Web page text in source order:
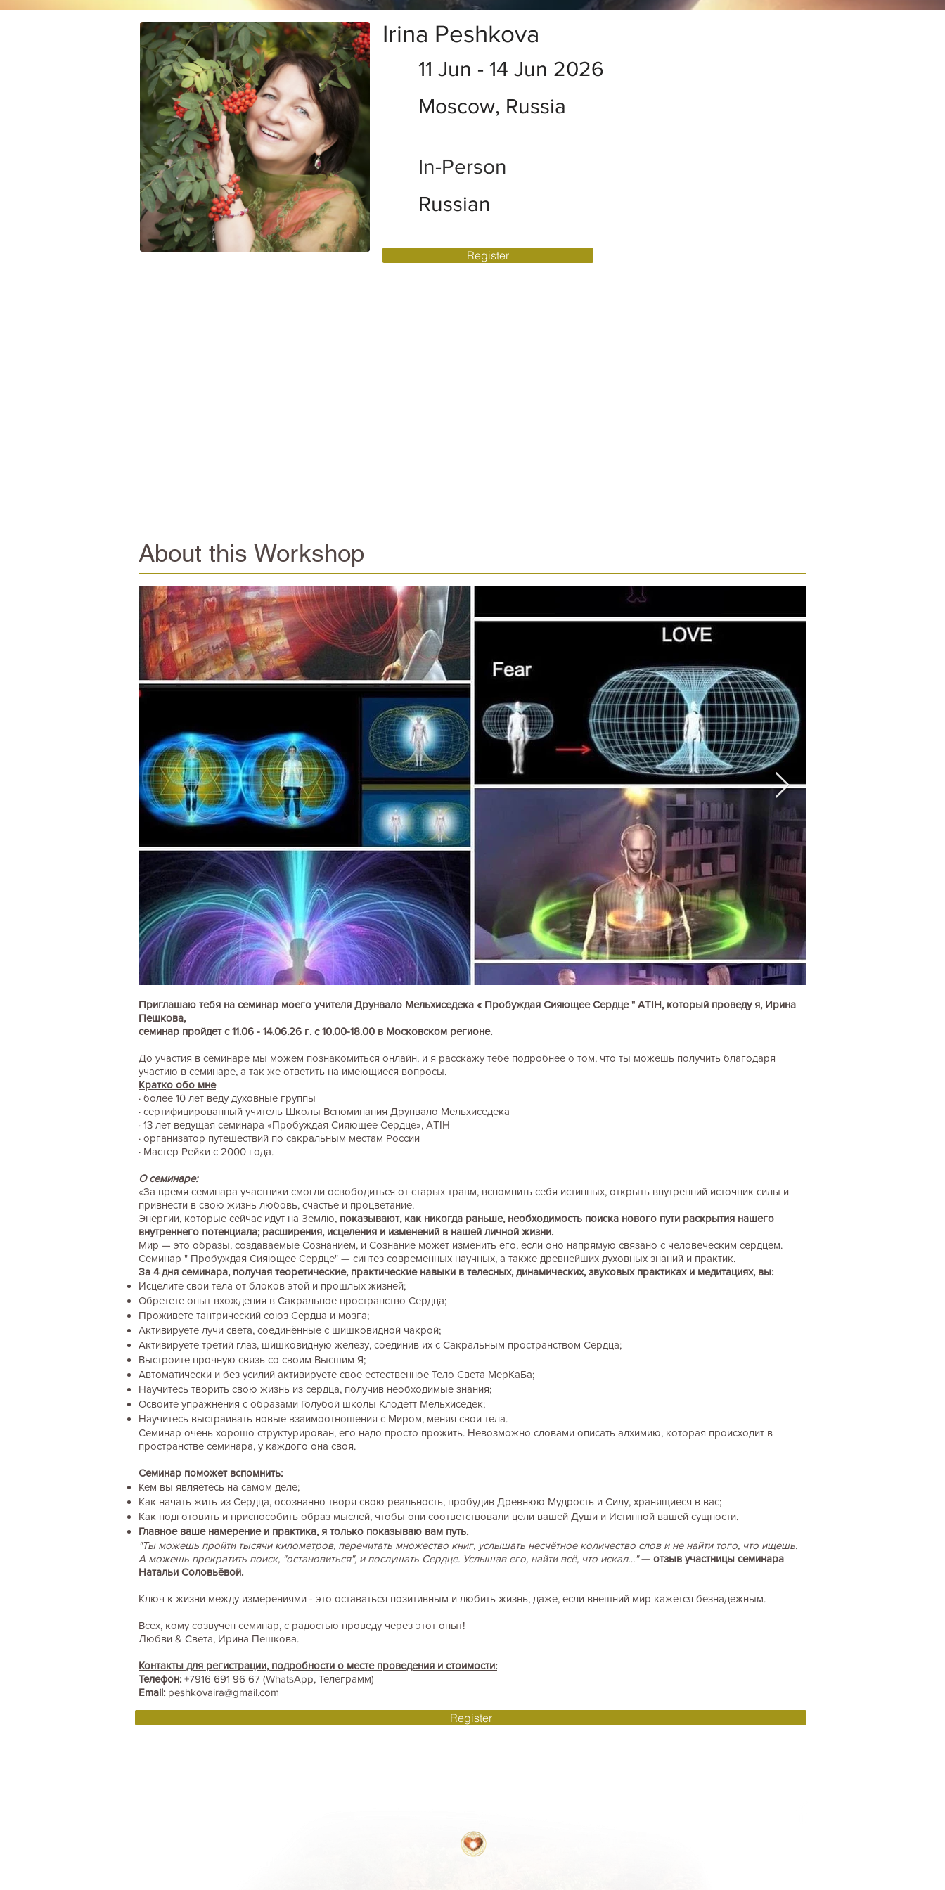
Irina Peshkova
11 Jun - 14 Jun 2026
Moscow, Russia
In-Person
Russian
Register
About this Workshop
Приглашаю тебя на семинар моего учителя Друнвало Мельхиседека « Пробуждая Сияющее Сердце " ATIH, который проведу я, Ирина
Пешкова,
семинар пройдет с 11.06 - 14.06.26 г. c 10.00-18.00 в Московском регионе.
До участия в семинаре мы можем познакомиться онлайн, и я расскажу тебе подробнее о том, что ты можешь получить благодаря
участию в семинаре, а так же ответить на имеющиеся вопросы.
Кратко обо мне
· более 10 лет веду духовные группы
· сертифицированный учитель Школы Вспоминания Друнвало Мельхиседека
· 13 лет ведущая семинара «Пробуждая Сияющее Сердце», ATIH
· организатор путешествий по сакральным местам России
· Мастер Рейки с 2000 года.
О семинаре:
«За время семинара участники смогли освободиться от старых травм, вспомнить себя истинных, открыть внутренний источник силы и
привнести в свою жизнь любовь, счастье и процветание.
Энергии, которые сейчас идут на Землю, показывают, как никогда раньше, необходимость поиска нового пути раскрытия нашего
внутреннего потенциала; расширения, исцеления и изменений в нашей личной жизни.
Мир — это образы, создаваемые Сознанием, и Сознание может изменить его, если оно напрямую связано с человеческим сердцем.
Семинар " Пробуждая Сияющее Сердце" — синтез современных научных, а также древнейших духовных знаний и практик.
За 4 дня семинара, получая теоретические, практические навыки в телесных, динамических, звуковых практиках и медитациях, вы:
Исцелите свои тела от блоков этой и прошлых жизней;
Обретете опыт вхождения в Сакральное пространство Сердца;
Проживете тантрический союз Сердца и мозга;
Активируете лучи света, соединённые с шишковидной чакрой;
Активируете третий глаз, шишковидную железу, соединив их с Сакральным пространством Сердца;
Выстроите прочную связь со своим Высшим Я;
Автоматически и без усилий активируете свое естественное Тело Света МерКаБа;
Научитесь творить свою жизнь из сердца, получив необходимые знания;
Освоите упражнения с образами Голубой школы Клодетт Мельхиседек;
Научитесь выстраивать новые взаимоотношения с Миром, меняя свои тела.
Семинар очень хорошо структурирован, его надо просто прожить. Невозможно словами описать алхимию, которая происходит в
пространстве семинара, у каждого она своя.
Семинар поможет вспомнить:
Кем вы являетесь на самом деле;
Как начать жить из Сердца, осознанно творя свою реальность, пробудив Древнюю Мудрость и Силу, хранящиеся в вас;
Как подготовить и приспособить образ мыслей, чтобы они соответствовали цели вашей Души и Истинной вашей сущности.
Главное ваше намерение и практика, я только показываю вам путь.
"Ты можешь пройти тысячи километров, перечитать множество книг, услышать несчётное количество слов и не найти того, что ищешь.
А можешь прекратить поиск, "остановиться", и послушать Сердце. Услышав его, найти всё, что искал…"— отзыв участницы семинара
Натальи Соловьёвой.
Ключ к жизни между измерениями - это оставаться позитивным и любить жизнь, даже, если внешний мир кажется безнадежным.
Всех, кому созвучен семинар, с радостью проведу через этот опыт!
Любви & Света, Ирина Пешкова.
Контакты для регистрации, подробности о месте проведения и стоимости:
Телефон: +7916 691 96 67 (WhatsApp, Телеграмм)
Email: peshkovaira@gmail.com
Register